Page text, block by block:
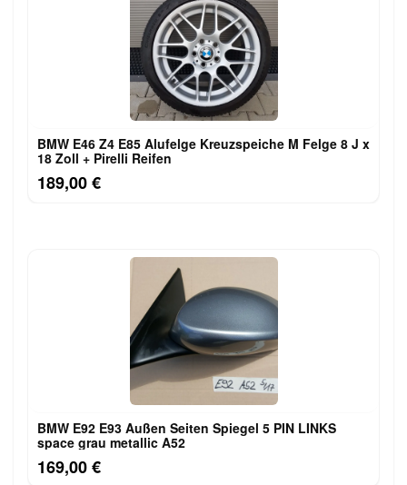
BMW E46 Z4 E85 Alufelge Kreuzspeiche M Felge 8 J x
18 Zoll + Pirelli Reifen
189,00 €
BMW E92 E93 Außen Seiten Spiegel 5 PIN LINKS
space grau metallic A52
169,00 €